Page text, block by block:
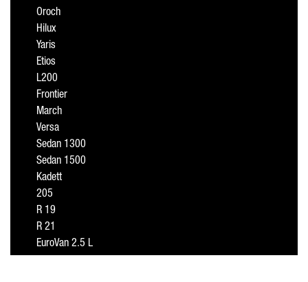
Oroch
Hilux
Yaris
Etios
L200
Frontier
March
Versa
Sedan 1300
Sedan 1500
Kadett
205
R 19
R 21
EuroVan 2.5 L